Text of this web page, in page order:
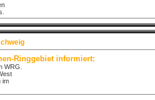
Ringgebiet informiert:
WRG.
im